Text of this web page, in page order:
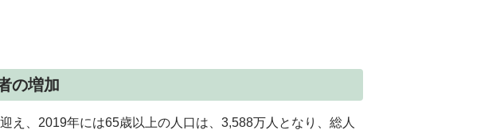
の増加
え、2019年には65歳以上の人口は、3,588万人となり、総人